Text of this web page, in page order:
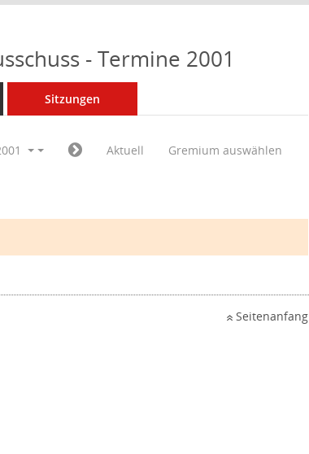
- Termine 2001
Sitzungen
Aktuell Gremium auswählen
Seitenanfang